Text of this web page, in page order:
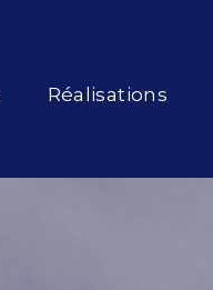
Réalisations